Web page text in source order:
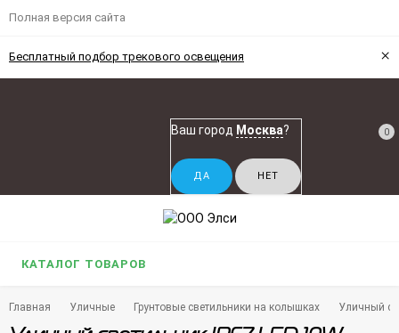
Полная версия сайта
Бесплатный подбор трекового освещения ×
Ваш город Москва? 0
КАТАЛОГ ТОВАРОВ
Главная Уличные Грунтовые светильники на колышках Уличный